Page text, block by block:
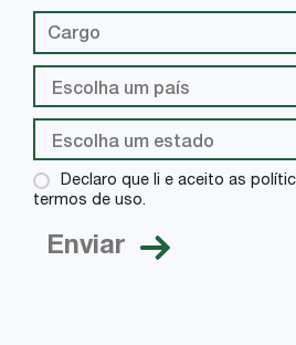
Declaro que li e aceito as
termos de uso.